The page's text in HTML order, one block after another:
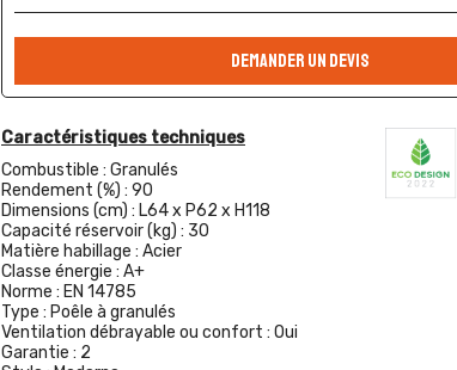
DEMANDER UN DEVIS
Caractéristiques techniques
Combustible : Granulés
Rendement (%) : 90
Dimensions (cm) : L64 x P62 x H118
Capacité réservoir (kg) : 30
Matière habillage : Acier
Classe énergie : A+
Norme : EN 14785
Type : Poêle à granulés
Ventilation débrayable ou confort : Oui
Garantie : 2